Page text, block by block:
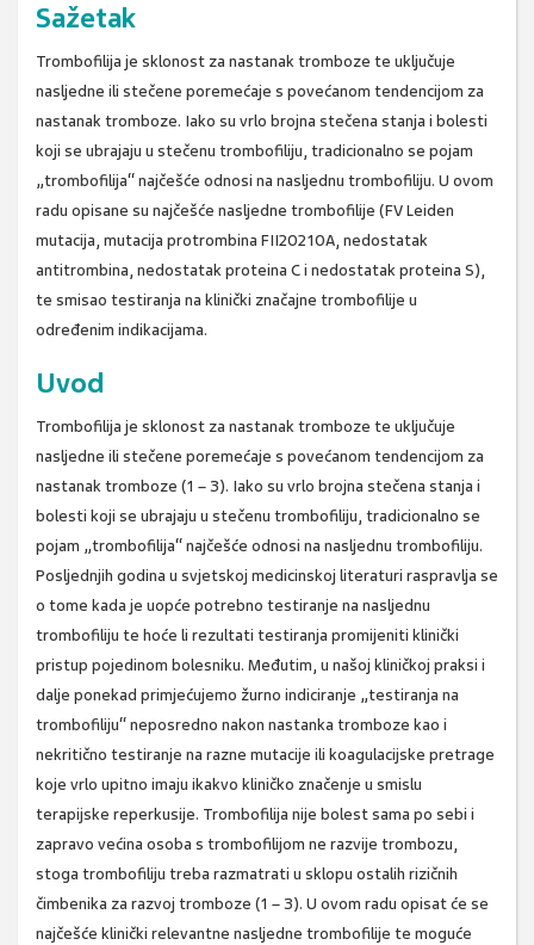
Sažetak
Trombofilija je sklonost za nastanak tromboze te uključuje
nasljedne ili stečene poremećaje s povećanom tendencijom za
nastanak tromboze. Iako su vrlo brojna stečena stanja i bolesti
koji se ubrajaju u stečenu trombofiliju, tradicionalno se pojam
„trombofilija“ najčešće odnosi na nasljednu trombofiliju. U ovom
radu opisane su najčešće nasljedne trombofilije (FV Leiden
mutacija, mutacija protrombina FII20210A, nedostatak
antitrombina, nedostatak proteina C i nedostatak proteina S),
te smisao testiranja na klinički značajne trombofilije u
određenim indikacijama.
Uvod
Trombofilija je sklonost za nastanak tromboze te uključuje
nasljedne ili stečene poremećaje s povećanom tendencijom za
nastanak tromboze (1 – 3). Iako su vrlo brojna stečena stanja i
bolesti koji se ubrajaju u stečenu trombofiliju, tradicionalno se
pojam „trombofilija“ najčešće odnosi na nasljednu trombofiliju.
Posljednjih godina u svjetskoj medicinskoj literaturi raspravlja se
o tome kada je uopće potrebno testiranje na nasljednu
trombofiliju te hoće li rezultati testiranja promijeniti klinički
pristup pojedinom bolesniku. Međutim, u našoj kliničkoj praksi i
dalje ponekad primjećujemo žurno indiciranje „testiranja na
trombofiliju“ neposredno nakon nastanka tromboze kao i
nekritično testiranje na razne mutacije ili koagulacijske pretrage
koje vrlo upitno imaju ikakvo kliničko značenje u smislu
terapijske reperkusije. Trombofilija nije bolest sama po sebi i
zapravo većina osoba s trombofilijom ne razvije trombozu,
stoga trombofiliju treba razmatrati u sklopu ostalih rizičnih
čimbenika za razvoj tromboze (1 – 3). U ovom radu opisat će se
najčešće klinički relevantne nasljedne trombofilije te moguće